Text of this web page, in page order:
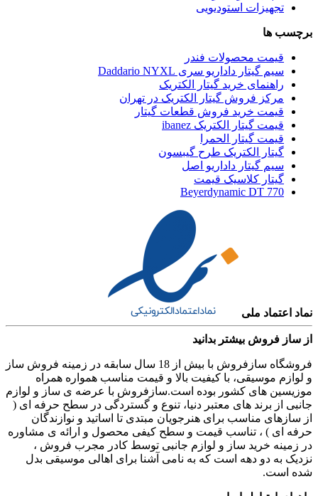
تجهیزات استودیویی
برچسب ها
قیمت محصولات فندر
سیم گیتار داداریو سری Daddario NYXL
راهنمای خرید گیتار الکتریک
مرکز فروش گیتار الکتریک در تهران
قیمت خرید فروش قطعات گیتار
قیمت گیتار الکتریک ibanez
قیمت گیتار الحمرا
گیتار الکتریک طرح گیبسون
سیم گیتار داداریو اصل
گیتار کلاسیک قیمت
Beyerdynamic DT 770
نماد اعتماد ملی
از ساز فروش بیشتر بدانید
فروشگاه سازفروش با بیش از 18 سال سابقه در زمینه فروش ساز
و لوازم موسیقی، با کیفیت بالا و قیمت مناسب همواره همراه
موزیسین های کشور بوده است.سازفروش با عرضه ی ساز و لوازم
جانبی از برند های معتبر دنیا، تنوع و گستردگی در سطح حرفه ای (
از سازهای مناسب برای هنرجویان مبتدی تا اساتید و نوازندگان
حرفه ای ) ، تناسب قیمت و سطح کیفی محصول و ارائه ی مشاوره
در زمینه خرید ساز و لوازم جانبی توسط کادر مجرب فروش ،
نزدیک به دو دهه است که به نامی آشنا برای اهالی موسیقی بدل
شده است.